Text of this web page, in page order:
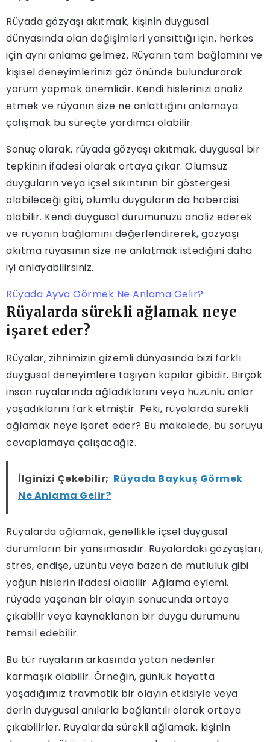
Rüyada gözyaşı akıtmak, kişinin duygusal
dünyasında olan değişimleri yansıttığı için, herkes
için aynı anlama gelmez. Rüyanın tam bağlamını ve
kişisel deneyimlerinizi göz önünde bulundurarak
yorum yapmak önemlidir. Kendi hislerinizi analiz
etmek ve rüyanın size ne anlattığını anlamaya
çalışmak bu süreçte yardımcı olabilir.
Sonuç olarak, rüyada gözyaşı akıtmak, duygusal bir
tepkinin ifadesi olarak ortaya çıkar. Olumsuz
duyguların veya içsel sıkıntının bir göstergesi
olabileceği gibi, olumlu duyguların da habercisi
olabilir. Kendi duygusal durumunuzu analiz ederek
ve rüyanın bağlamını değerlendirerek, gözyaşı
akıtma rüyasının size ne anlatmak istediğini daha
iyi anlayabilirsiniz.
Rüyada Ayva Görmek Ne Anlama Gelir?
Rüyalarda sürekli ağlamak neye
işaret eder?
Rüyalar, zihnimizin gizemli dünyasında bizi farklı
duygusal deneyimlere taşıyan kapılar gibidir. Birçok
insan rüyalarında ağladıklarını veya hüzünlü anlar
yaşadıklarını fark etmiştir. Peki, rüyalarda sürekli
ağlamak neye işaret eder? Bu makalede, bu soruyu
cevaplamaya çalışacağız.
İlginizi Çekebilir; Rüyada Baykuş Görmek
Ne Anlama Gelir?
Rüyalarda ağlamak, genellikle içsel duygusal
durumların bir yansımasıdır. Rüyalardaki gözyaşları,
stres, endişe, üzüntü veya bazen de mutluluk gibi
yoğun hislerin ifadesi olabilir. Ağlama eylemi,
rüyada yaşanan bir olayın sonucunda ortaya
çıkabilir veya kaynaklanan bir duygu durumunu
temsil edebilir.
Bu tür rüyaların arkasında yatan nedenler
karmaşık olabilir. Örneğin, günlük hayatta
yaşadığımız travmatik bir olayın etkisiyle veya
derin duygusal anılarla bağlantılı olarak ortaya
çıkabilirler. Rüyalarda sürekli ağlamak, kişinin